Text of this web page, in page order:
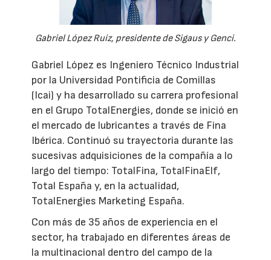
Gabriel López Ruiz, presidente de Sigaus y Genci.
Gabriel López es Ingeniero Técnico Industrial
por la Universidad Pontificia de Comillas
(Icai) y ha desarrollado su carrera profesional
en el Grupo TotalEnergies, donde se inició en
el mercado de lubricantes a través de Fina
Ibérica. Continuó su trayectoria durante las
sucesivas adquisiciones de la compañía a lo
largo del tiempo: TotalFina, TotalFinaElf,
Total España y, en la actualidad,
TotalEnergies Marketing España.
Con más de 35 años de experiencia en el
sector, ha trabajado en diferentes áreas de
la multinacional dentro del campo de la